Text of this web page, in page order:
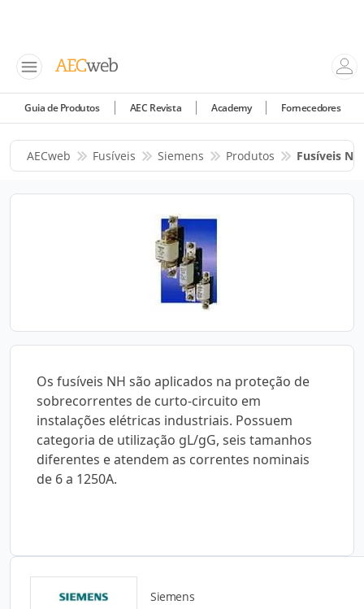
Guia de Produtos AEC Revista Academy Fornecedores
AECweb Fusíveis Siemens Produtos Fusíveis NH
Os fusíveis NH são aplicados na proteção de
sobrecorrentes de curto-circuito em
instalações elétricas industriais. Possuem
categoria de utilização gL/gG, seis tamanhos
diferentes e atendem as correntes nominais
de 6 a 1250A.
Siemens